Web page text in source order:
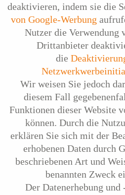
deaktivieren, indem sie die
von Google-Werbung
Nutzer die Verwendung
Drittanbieter
die
Wir weisen Sie jedoch
diesem Fall
Funktionen dieser Website
können. Durch die
erklären Sie sich mit der
erhobenen Daten durch
beschriebenen Art und
benannten Zweck
Der Datenerhebung und